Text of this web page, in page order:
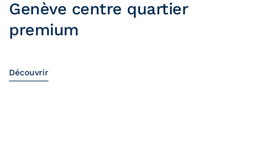
Genève centre quartier
premium
Découvrir